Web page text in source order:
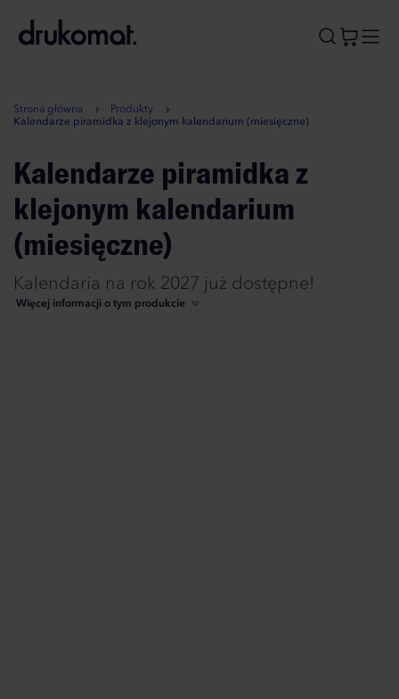
A
Strona główna
Produkty
Kalendarze piramidka z klejonym kalendarium (miesięczne)
Kalendarze piramidka z
klejonym kalendarium
(miesięczne)
Kalendaria na rok 2027 już dostępne!
Więcej informacji o tym produkcie